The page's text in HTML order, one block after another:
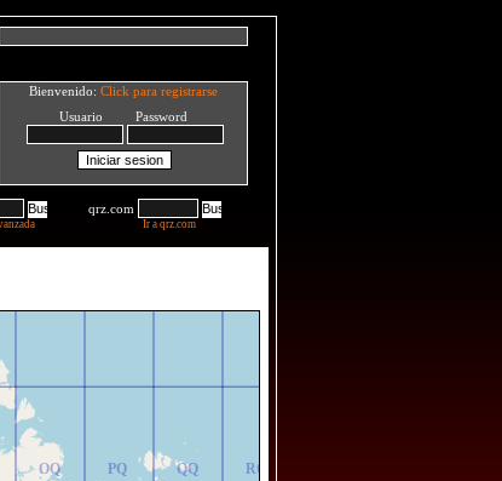
Bienvenido: Click para registrarse
Usuario Password
qrz.com
Ir a qrz.com
OQ
OR
PQ
PR
QQ
QR
RQ
RR